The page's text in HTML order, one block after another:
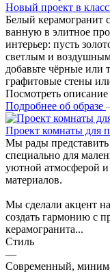
Новый проект в
Белый керамогранит
ванную в элитное
интерьер: пусть
светлым и
добавьте чёрные или
графитовые стены
Посмотреть описание
Подробнее об образе
Проект комнаты для
Мы рады представить
специально для
уютной атмосферой
материалов.
Мы сделали акцент
создать гармонию с
керамогранита...
Стиль
—
Современный,